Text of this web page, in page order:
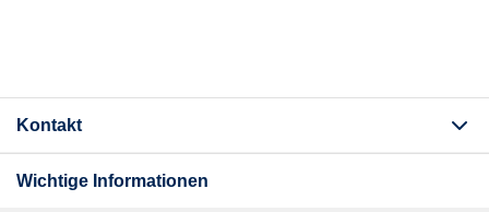
Kontakt
Wichtige Informationen